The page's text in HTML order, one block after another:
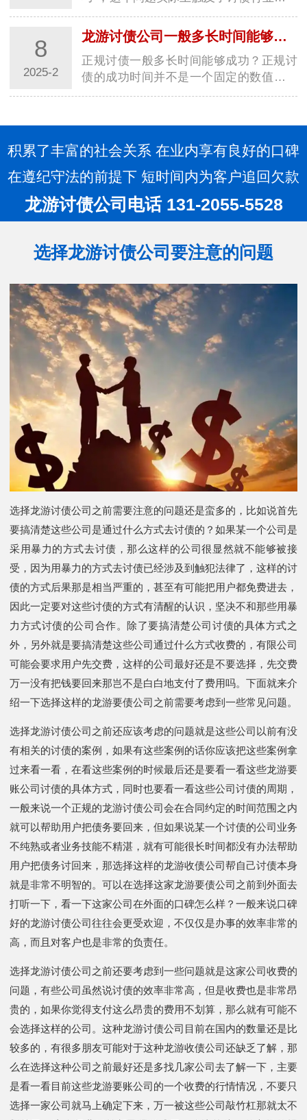
些非公开策略或“灰色地带”的操作方式。
首先，需要明确的是，合法的讨债行为应
当严格遵循相关法律法规，不得采用违法
手…
8
2025-2
龙游讨债公司一般多长时间能够成功？讨债方法大全！
正规讨债一般多长时间能够成功？正规讨
债的成功时间并不是一个固定的数值，它
受到多种因素的影响，包括债务金额的大
中可能遇到的法律程序等。因此，无法给
出一个…
积累了丰富的社会关系 在业内享有良好的口碑
在遵纪守法的前提下 短时间内为客户追回欠款
龙游讨债公司电话 131-2055-5528
选择龙游讨债公司要注意的问题
选择龙游讨债公司之前需要注意的问题还是蛮多的，比如说首先
要搞清楚这些公司是通过什么方式去讨债的？如果某一个公司是
采用暴力的方式去讨债，那么这样的公司很显然就不能够被接
受，因为用暴力的方式去讨债已经涉及到触犯法律了，这样的讨
债的方式后果那是相当严重的，甚至有可能把用户都免费进去，
因此一定要对这些讨债的方式有清醒的认识，坚决不和那些用暴
力方式讨债的公司合作。除了要搞清楚公司讨债的具体方式之
外，另外就是要搞清楚这些公司通过什么方式收费的，有限公司
可能会要求用户先交费，这样的公司最好还是不要选择，先交费
万一没有把钱要回来那岂不是白白地支付了费用吗。下面就来介
绍一下选择这样的龙游要债公司之前需要考虑到一些常见问题。
选择龙游讨债公司之前还应该考虑的问题就是这些公司以前有没
有相关的讨债的案例，如果有这些案例的话你应该把这些案例拿
过来看一看，在看这些案例的时候最后还是要看一看这些龙游要
账公司讨债的具体方式，同时也要看一看这些公司讨债的周期，
一般来说一个正规的龙游讨债公司会在合同约定的时间范围之内
就可以帮助用户把债务要回来，但如果说某一个讨债的公司业务
不纯熟或者业务技能不精湛，就有可能很长时间都没有办法帮助
用户把债务讨回来，那选择这样的龙游收债公司帮自己讨债本身
就是非常不明智的。可以在选择这家龙游要债公司之前到外面去
打听一下，看一下这家公司在外面的口碑怎么样？一般来说口碑
好的龙游讨债公司往往会更受欢迎，不仅仅是办事的效率非常的
高，而且对客户也是非常的负责任。
选择龙游讨债公司之前还要考虑到一些问题就是这家公司收费的
问题，有些公司虽然说讨债的效率非常高，但是收费也是非常昂
贵的，如果你觉得支付这么昂贵的费用不划算，那么就有可能不
会选择这样的公司。这种龙游讨债公司目前在国内的数量还是比
较多的，有很多朋友可能对于这种龙游收债公司还缺乏了解，那
么在选择这种公司之前最好还是多找几家公司去了解一下，主要
是看一看目前这些龙游要账公司的一个收费的行情情况，不要只
选择一家公司就马上确定下来，万一被这些公司敲竹杠那就太不